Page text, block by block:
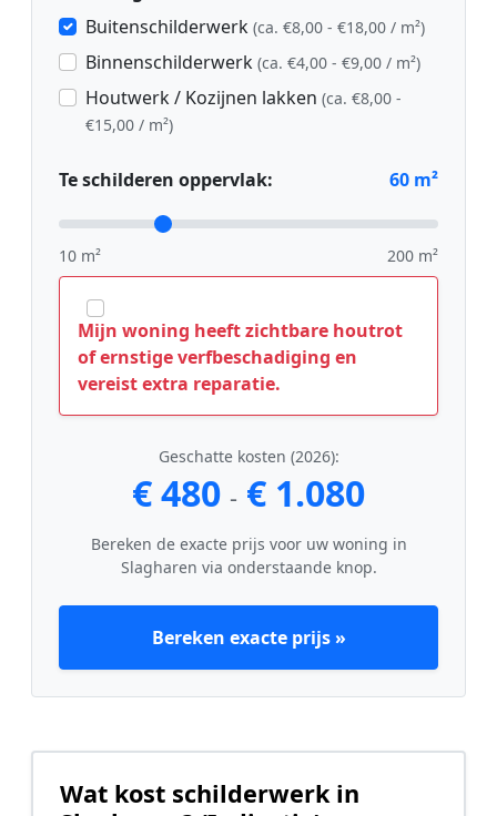
Buitenschilderwerk (ca. €8,00 - €18,00 / m²)
Binnenschilderwerk (ca. €4,00 - €9,00 / m²)
Houtwerk / Kozijnen lakken (ca. €8,00 -
€15,00 / m²)
Te schilderen oppervlak: 60 m²
10 m² 200 m²
Mijn woning heeft zichtbare houtrot
of ernstige verfbeschadiging en
vereist extra reparatie.
Geschatte kosten (2026):
€ 480 - € 1.080
Bereken de exacte prijs voor uw woning in
Slagharen via onderstaande knop.
Bereken exacte prijs »
Wat kost schilderwerk in